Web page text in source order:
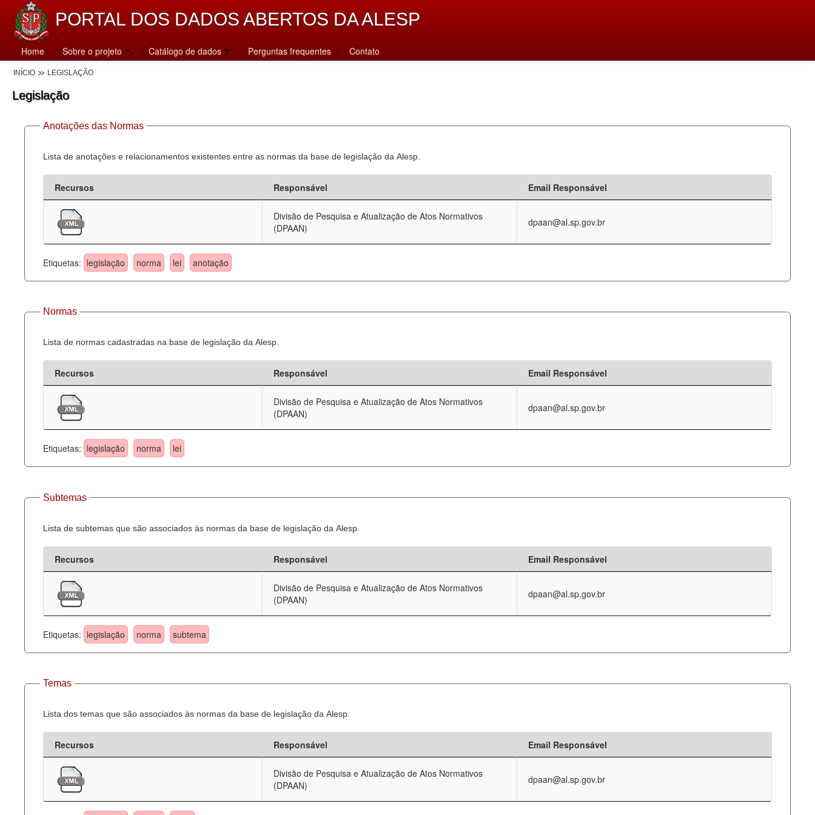
PORTAL DOS DADOS ABERTOS DA ALESP
Home Sobre o projeto Catálogo de dados Perguntas frequentes Contato
INÍCIO LEGISLAÇÃO
Legislação
Anotações das Normas
Lista de anotações e relacionamentos existentes entre as normas da base de legislação da Alesp.
Recursos Responsável Email Responsável
Divisão de Pesquisa e Atualização de Atos Normativos
(DPAAN)
dpaan@al.sp.gov.br
Etiquetas: legislação norma lei anotação
Normas
Lista de normas cadastradas na base de legislação da Alesp.
Recursos Responsável Email Responsável
Divisão de Pesquisa e Atualização de Atos Normativos
(DPAAN)
dpaan@al.sp.gov.br
Etiquetas: legislação norma lei
Subtemas
Lista de subtemas que são associados às normas da base de legislação da Alesp.
Recursos Responsável Email Responsável
Divisão de Pesquisa e Atualização de Atos Normativos
(DPAAN)
dpaan@al.sp.gov.br
Etiquetas: legislação norma subtema
Temas
Lista dos temas que são associados às normas da base de legislação da Alesp.
Recursos Responsável Email Responsável
Divisão de Pesquisa e Atualização de Atos Normativos
(DPAAN)
dpaan@al.sp.gov.br